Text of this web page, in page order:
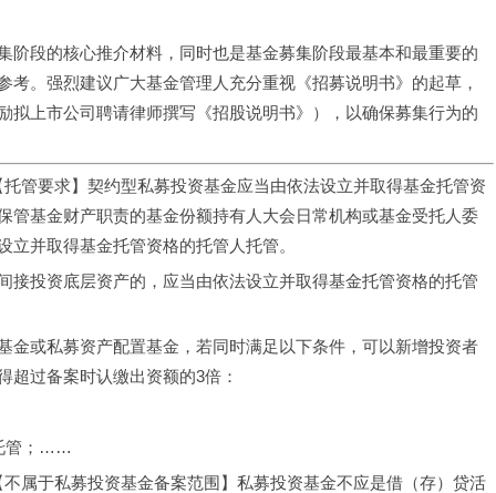
阶段的核心推介材料，同时也是基金募集阶段最基本和最重要的
。强烈建议广大基金管理人充分重视《招募说明书》的起草，
上市公司聘请律师撰写《招股说明书》），以确保募集行为的
管要求】契约型私募投资基金应当由依法设立并取得基金托管资
管基金财产职责的基金份额持有人大会日常机构或基金受托人委
并取得基金托管资格的托管人托管。
接投资底层资产的，应当由依法设立并取得基金托管资格的托管
金或私募资产配置基金，若同时满足以下条件，可以新增投资者
超过备案时认缴出资额的3倍：
管；……
属于私募投资基金备案范围】私募投资基金不应是借（存）贷活